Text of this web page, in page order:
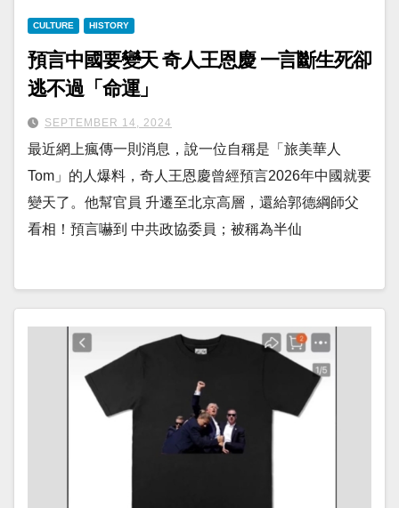
CULTURE HISTORY
預言中國要變天 奇人王恩慶 一言斷生死卻
逃不過「命運」
SEPTEMBER 14, 2024
最近網上瘋傳一則消息，說一位自稱是「旅美華人
Tom」的人爆料，奇人王恩慶曾經預言2026年中國就要
變天了。他幫官員 升遷至北京高層，還給郭德綱師父
看相！預言嚇到 中共政協委員；被稱為半仙